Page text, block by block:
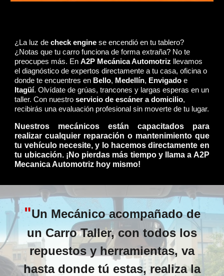
¿La luz decheck engine se encendió en tu tablero?
¿Notas que tu carro funciona de forma extraña? No te
preocupes más. EnA2P Mecánica Automotriz llevamos
el diagnóstico de expertos directamente a tu casa, oficina o
donde te encuentres en Bello, Medellín, Envigado e
Itagüí. Olvídate de grúas, trancones y largas esperas en un
taller. Con nuestroservicio de escáner a domicilio,
recibirás una evaluación profesional sin moverte de tu lugar.
Nuestros mecánicos están capacitados para
realizar cualquier reparación o mantenimiento que
tu vehículo necesite, y lo hacemos directamente en
tu ubicación. ¡No pierdas más tiempo y llama a A2P
Mecanica Automotriz hoy mismo!
"Un Mecánico acompañado de
un Carro Taller, con todos los
repuestos y herramientas, va
hasta donde tú estas, realiza la